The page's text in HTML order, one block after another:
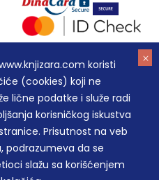
koristi
(cookies) koji ne
lične podatke i služe radi
korisničkog iskustva
Prisutnost na veb
podrazumeva da se
slažu sa korišćenjem
- MAKART DOO BEOGRAD
MB: 20337524
u dinarima. PDV je uračunat u
precizniji u opisu proizvoda,
garantovati da su sve